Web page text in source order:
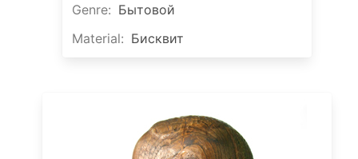
Genre: Бытовой
Material: Бисквит